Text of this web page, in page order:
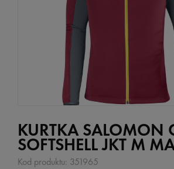
KURTKA SALOMON
SOFTSHELL JKT M
Kod produktu: 351965